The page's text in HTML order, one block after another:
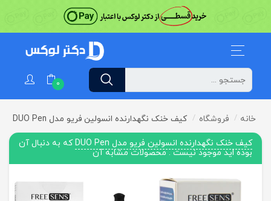
0
خانه فروشگاه کیف خنک نگهدارنده انسولین فریو مدل DUO Pen
کیف خنک نگهدارنده انسولین فریو مدل DUO Pen
که به دنبال آن
بوده اید موجود نیست . محصولات مشابه آن